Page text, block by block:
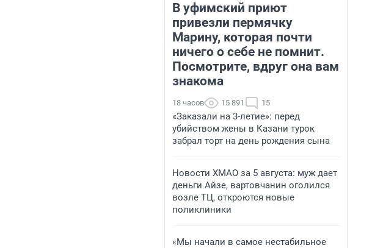
В уфимский приют
привезли пермячку
Марину, которая почти
ничего о себе не помнит.
Посмотрите, вдруг она вам
знакома
18 часов 15 891 15
«Заказали на 3-летие»: перед
убийством жены в Казани турок
забрал торт на день рождения сына
Новости ХМАО за 5 августа: муж дает
деньги Айзе, вартовчанин оголился
возле ТЦ, откроются новые
поликлиники
«Мы начали в самое нестабильное